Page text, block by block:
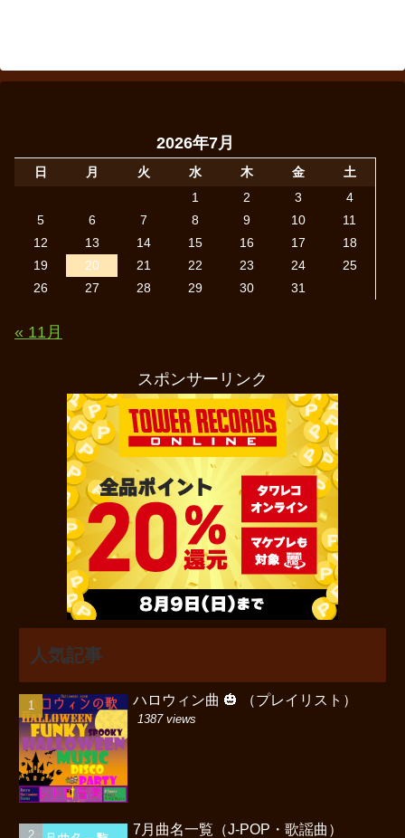
2026年7月
日 月 火 水 木 金
土
1
2 3
4
5
6 7 8 9 10
11
12
13 14 15 16 17
18
19
20 21 22 23 24
25
26
27 28 29 30 31
« 11月
スポンサーリンク
人気記事
ハロウィン曲 🎃 （プレイリスト）
1387 views
7月曲名一覧（J-POP・歌謡曲）